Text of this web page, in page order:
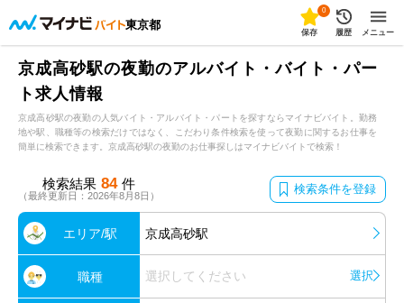
東京都
0
保存 履歴 メニュー
京成高砂駅の夜勤のアルバイト・バイト・パー
ト求人情報
京成高砂駅の夜勤の人気バイト・アルバイト・パートを探すならマイナビバイト。勤務
地や駅、職種等の検索だけではなく、こだわり条件検索を使って夜勤に関するお仕事を
簡単に検索できます。京成高砂駅の夜勤のお仕事探しはマイナビバイトで検索！
検索結果 84 件
（最終更新日：2026年8月8日） 検索条件を登録
エリア/駅 京成高砂駅
職種 選択してください 選択